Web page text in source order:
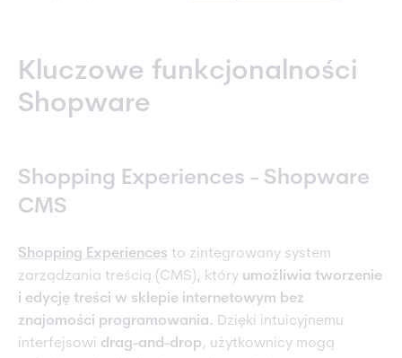
Kluczowe funkcjonalności
Shopware
Shopping Experiences - Shopware
CMS
Shopping Experiences to zintegrowany system
zarządzania treścią (CMS), który umożliwia tworzenie
i edycję treści w sklepie internetowym bez
znajomości programowania. Dzięki intuicyjnemu
interfejsowi drag-and-drop, użytkownicy mogą